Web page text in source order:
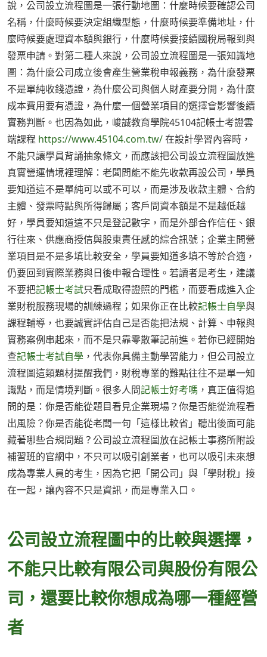
說，公司設立流程圖是一張行動地圖：什麼時候要確認公司
名稱，什麼時候要決定組織型態，什麼時候要準備地址，什
麼時候要處理資本額與銀行，什麼時候要接續國稅局報到與
發票申請。對第二種人來說，公司設立流程圖是一張知識地
圖：為什麼公司成立後會產生營業稅申報義務，為什麼發票
不是單純收錢憑證，為什麼公司與個人財產要分開，為什麼
成本費用要有憑證，為什麼一個營業項目的選擇會影響後續
實務判斷。也因為如此，峻誠教育學院45104記帳士考證雲
端課程 https://www.45104.com.tw/在設計學習內容時，
不能只讓學員背誦抽象條文，而應該把公司設立流程圖放進
真實營運情境裡理解：老闆問能不能先收款再設公司，學員
要知道這不是單純可以或不可以，而是涉及收款主體、合約
主體、發票時點與所得歸屬；客戶問資本額是不是越低越
好，學員要知道這不只是登記數字，而是外部合作信任、銀
行往來、供應商授信與股東責任感的綜合訊號；企業主問營
業項目是不是多填比較安全，學員要知道多填不等於合適，
仍要回到實際業務與日後申報合理性。若讀者是考生，建議
不要把記帳士考試只看成取得證照的門檻，而要看成進入企
業財稅服務現場的訓練過程；如果你正在比較記帳士自學與
課程輔導，也要誠實評估自己是否能把法規、計算、申報與
實務案例串起來，而不是只靠零散筆記前進。若你已經開始
查記帳士考試自學 ，代表你具備主動學習能力，但公司設立
流程圖這類題材提醒我們，財稅專業的難點往往不是單一知
識點，而是情境判斷。很多人問記帳士好考嗎 ，真正值得追
問的是：你是否能從題目看見企業現場？你是否能從流程看
出風險？你是否能從老闆一句「這樣比較省」聽出後面可能
藏著哪些合規問題？公司設立流程圖放在記帳士事務所附設
補習班的官網中，不只可以吸引創業者，也可以吸引未來想
成為專業人員的考生，因為它把「開公司」與「學財稅」接
在一起，讓內容不只是資訊，而是專業入口。
公司設立流程圖中的比較與選擇，
不能只比較有限公司與股份有限公
司，還要比較你想成為哪一種經營
者